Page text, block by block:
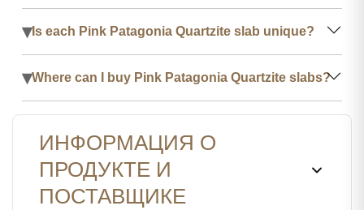
▾Is each Pink Patagonia Quartzite slab unique?
▾Where can I buy Pink Patagonia Quartzite slabs?
ИНФОРМАЦИЯ О
ПРОДУКТЕ И
ПОСТАВЩИКЕ